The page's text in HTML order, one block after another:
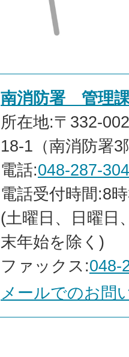
南消防署 管理
所在地:〒332-
18-1（南消防署3
電話:048-287-
電話受付時間:8
(土曜日、日曜日
末年始を除く)
ファックス:048-
メールでのお問